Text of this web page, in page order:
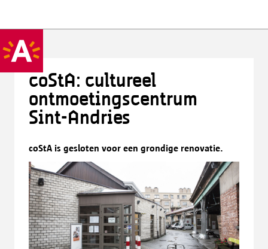
coStA: cultureel
ontmoetingscentrum
Sint-Andries
coStA is gesloten voor een grondige renovatie.